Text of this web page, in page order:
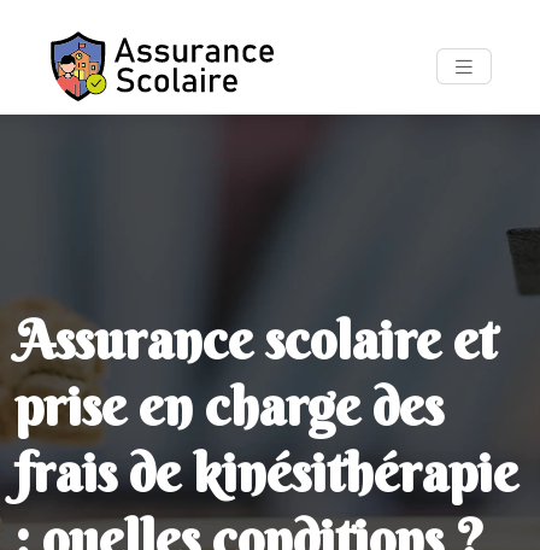
Assurance scolaire et
prise en charge des
frais de kinésithérapie